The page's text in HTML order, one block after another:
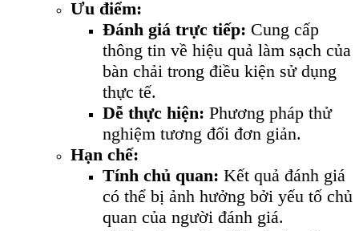
Ưu điểm:
Đánh giá trực tiếp: Cung cấp
thông tin về hiệu quả làm sạch của
bàn chải trong điều kiện sử dụng
thực tế.
Dễ thực hiện: Phương pháp thử
nghiệm tương đối đơn giản.
Hạn chế:
Tính chủ quan: Kết quả đánh giá
có thể bị ảnh hưởng bởi yếu tố chủ
quan của người đánh giá.